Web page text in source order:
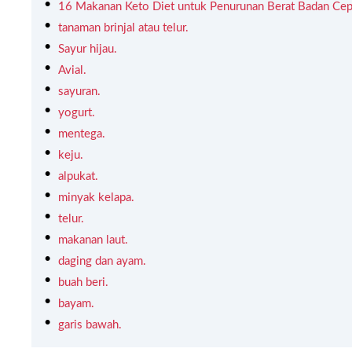
16 Makanan Keto Diet untuk Penurunan Berat Badan
tanaman brinjal atau telur.
Sayur hijau.
Avial.
sayuran.
yogurt.
mentega.
keju.
alpukat.
minyak kelapa.
telur.
makanan laut.
daging dan ayam.
buah beri.
bayam.
garis bawah.